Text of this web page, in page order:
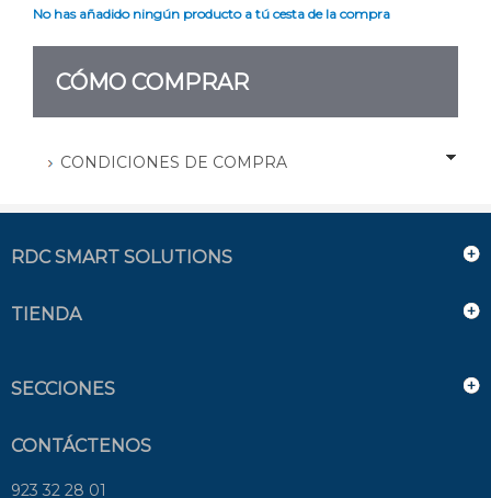
No has añadido ningún producto a tú cesta de la compra
CÓMO COMPRAR
CONDICIONES DE COMPRA
RDC SMART SOLUTIONS
TIENDA
SECCIONES
CONTÁCTENOS
923 32 28 01